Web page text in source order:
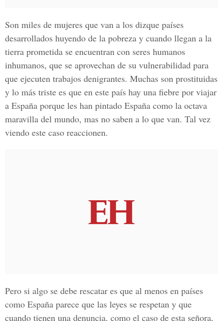
Son miles de mujeres que van a los dizque países
desarrollados huyendo de la pobreza y cuando llegan a la
tierra prometida se encuentran con seres humanos
inhumanos, que se aprovechan de su vulnerabilidad para
que ejecuten trabajos denigrantes. Muchas son prostituidas
y lo más triste es que en este país hay una fiebre por viajar
a España porque les han pintado España como la octava
maravilla del mundo, mas no saben a lo que van. Tal vez
viendo este caso reaccionen.
Pero si algo se debe rescatar es que al menos en países
como España parece que las leyes se respetan y que
cuando tienen una denuncia, como el caso de esta señora,